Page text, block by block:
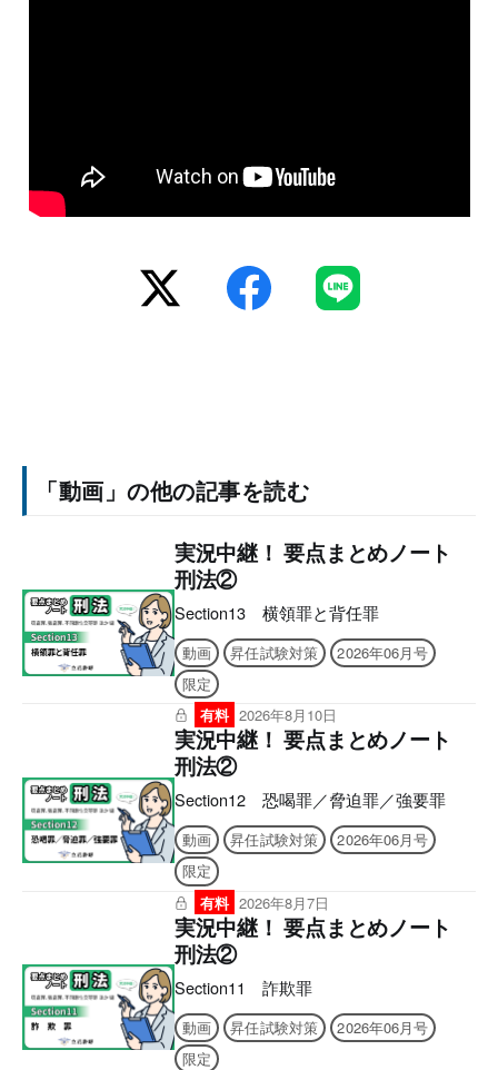
「動画」の他の記事を読む
実況中継！ 要点まとめノート
刑法②
Section13 横領罪と背任罪
動画 昇任試験対策
2026年06月号
限定
有料 2026年8月10日
実況中継！ 要点まとめノート
刑法②
Section12 恐喝罪／脅迫罪／強要罪
動画 昇任試験対策
2026年06月号
限定
有料 2026年8月7日
実況中継！ 要点まとめノート
刑法②
Section11 詐欺罪
動画 昇任試験対策
2026年06月号
限定